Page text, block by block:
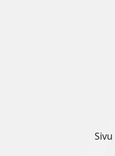
Sivu